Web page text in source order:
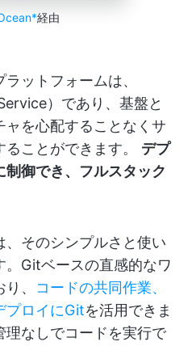
経由
ットフォームは、
）であり、基盤と
を心配することなくサ
ことができます。 デプ
制御でき、フルスタック
、そのシンプルさと使い
Gitベースの直感的なワ
、 コードの共同作業、
プロイにGitを活用できま
なしでコードを実行で